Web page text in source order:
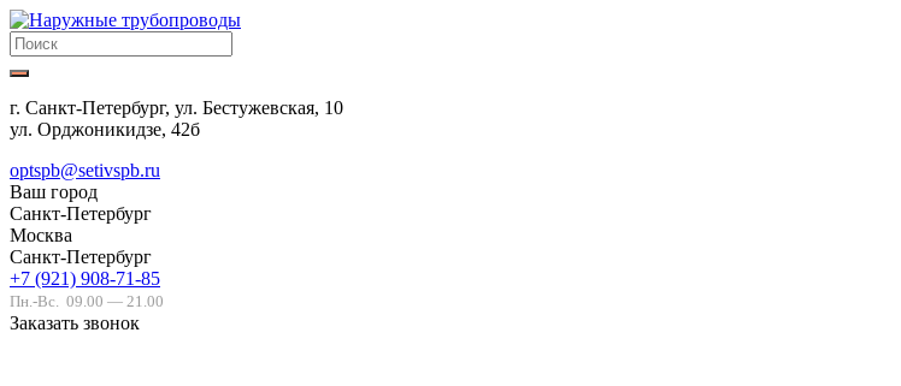
г. Санкт-Петербург, ул. Бестужевская, 10
ул. Орджоникидзе, 42б
optspb@setivspb.ru
Ваш город
Санкт-Петербург
Москва
Санкт-Петербург
+7 (921) 908-71-85
Пн.-Вс. 09.00 — 21.00
Заказать звонок